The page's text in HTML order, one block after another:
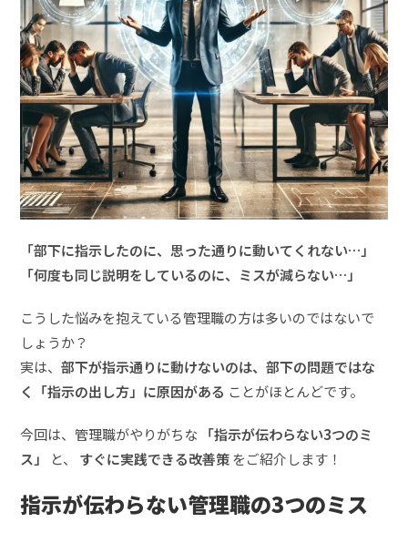
「部下に指示したのに、思った通りに動いてくれない…」
「何度も同じ説明をしているのに、ミスが減らない…」
こうした悩みを抱えている管理職の方は多いのではないで
しょうか？
実は、部下が指示通りに動けないのは、部下の問題ではな
く「指示の出し方」に原因がある ことがほとんどです。
今回は、管理職がやりがちな 「指示が伝わらない3つのミ
ス」
と、 すぐに実践できる改善策をご紹介します！
指示が伝わらない管理職の3つのミス